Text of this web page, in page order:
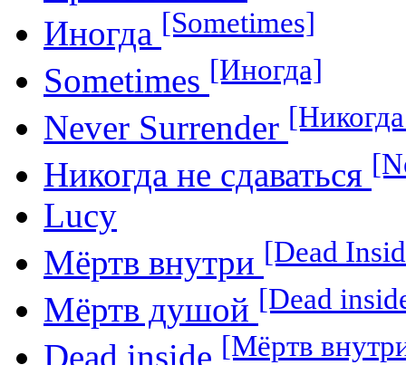
Иногда [Sometimes]
Sometimes [Иногда]
Never Surrender
Никогда не сдаваться
Lucy
Мёртв внутри [Dead
Мёртв душой [Dead
Dead inside [Мёртв